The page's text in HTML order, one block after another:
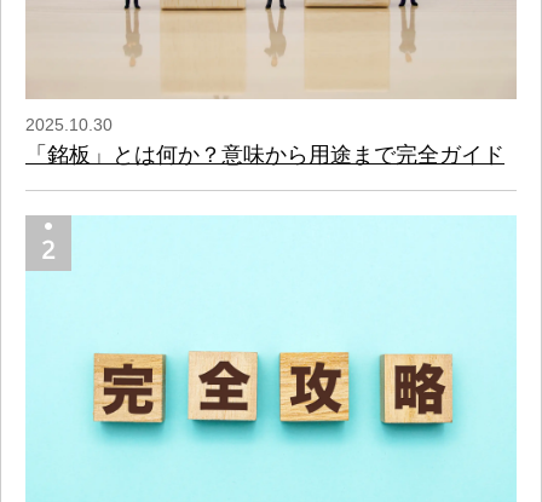
2025.10.30
「銘板」とは何か？意味から用途まで完全ガイド